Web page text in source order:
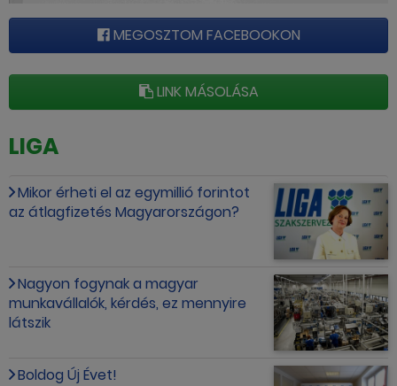
MEGOSZTOM FACEBOOKON
LINK MÁSOLÁSA
LIGA
Mikor érheti el az egymillió forintot
az átlagfizetés Magyarországon?
Nagyon fogynak a magyar
munkavállalók, kérdés, ez mennyire
látszik
Boldog Új Évet!